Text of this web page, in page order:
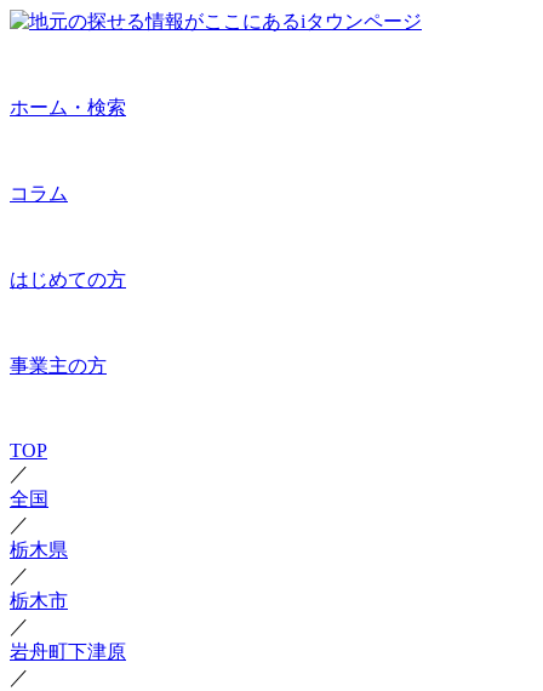
ホーム・検索
コラム
はじめての方
事業主の方
TOP
／
全国
／
栃木県
／
栃木市
／
岩舟町下津原
／